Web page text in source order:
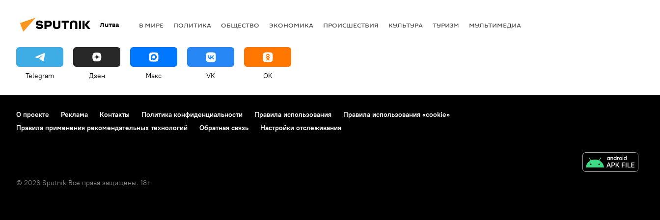
Литва В МИРЕ ПОЛИТИКА ОБЩЕСТВО ЭКОНОМИКА ПРОИСШЕСТВИЯ КУЛЬТУРА ТУРИЗМ МУЛЬТИМЕДИА
Telegram Дзен Макс VK OK
О проекте Реклама Контакты Политика конфиденциальности Правила использования
Правила использования «cookie»
Правила применения рекомендательных технологий
Обратная связь Настройки отслеживания
© 2026 Sputnik Все права защищены. 18+